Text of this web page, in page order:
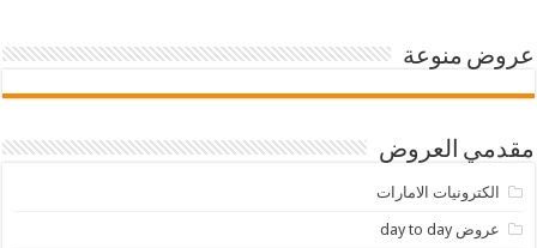
عروض منوعة
مقدمي العروض
الكترونيات الامارات
عروض day to day